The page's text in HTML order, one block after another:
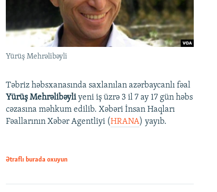
Yürüş Mehrəlibəyli
Təbriz həbsxanasında saxlanılan azərbaycanlı fəal
Yürüş Mehrəlibəyliyeni iş üzrə 3 il 7 ay 17 gün həbs
cəzasına məhkum edilib. Xəbəri İnsan Haqları
Fəallarının Xəbər Agentliyi (HRANA) yayıb.
Ətraflı burada oxuyun